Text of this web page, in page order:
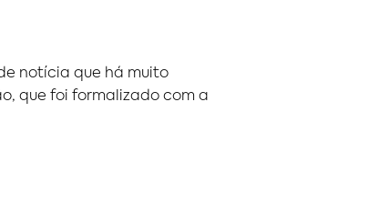
notícia que há muito
que foi formalizado com a